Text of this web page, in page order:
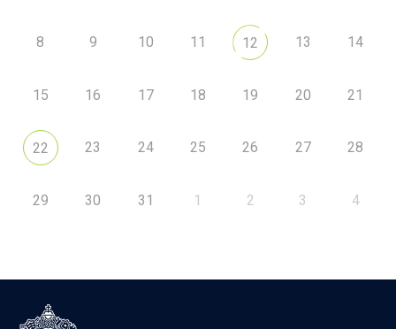
8 9 10 11 12 13 14
15 16 17 18 19 20 21
22 23 24 25 26 27 28
29 30 31 1 2 3 4